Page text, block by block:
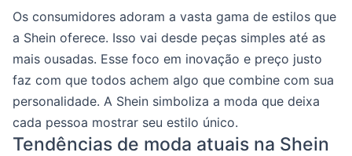
Os consumidores adoram a vasta gama de estilos que
a Shein oferece. Isso vai desde peças simples até as
mais ousadas. Esse foco em inovação e preço justo
faz com que todos achem algo que combine com sua
personalidade. A Shein simboliza a moda que deixa
cada pessoa mostrar seu estilo único.
Tendências de moda atuais na Shein